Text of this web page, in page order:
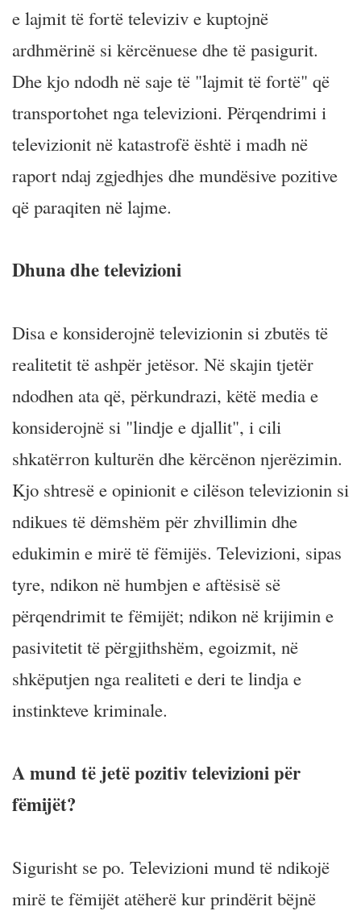
e lajmit të fortë televiziv e kuptojnë
ardhmërinë si kërcënuese dhe të pasigurit.
Dhe kjo ndodh në saje të "lajmit të fortë" që
transportohet nga televizioni. Përqendrimi i
televizionit në katastrofë është i madh në
raport ndaj zgjedhjes dhe mundësive pozitive
që paraqiten në lajme.
Dhuna dhe televizioni
Disa e konsiderojnë televizionin si zbutës të
realitetit të ashpër jetësor. Në skajin tjetër
ndodhen ata që, përkundrazi, këtë media e
konsiderojnë si "lindje e djallit", i cili
shkatërron kulturën dhe kërcënon njerëzimin.
Kjo shtresë e opinionit e cilëson televizionin si
ndikues të dëmshëm për zhvillimin dhe
edukimin e mirë të fëmijës. Televizioni, sipas
tyre, ndikon në humbjen e aftësisë së
përqendrimit te fëmijët; ndikon në krijimin e
pasivitetit të përgjithshëm, egoizmit, në
shkëputjen nga realiteti e deri te lindja e
instinkteve kriminale.
A mund të jetë pozitiv televizioni për
fëmijët?
Sigurisht se po. Televizioni mund të ndikojë
mirë te fëmijët atëherë kur prindërit bëjnë